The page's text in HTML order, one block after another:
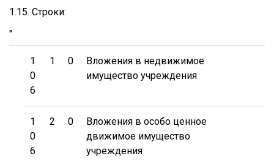
1.15. Строки:
"
1
0
6
1 0
Вложения в недвижимое
имущество учреждения
1
0
6
2 0
Вложения в особо ценное
движимое имущество
учреждения